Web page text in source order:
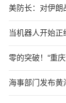
美防长：对伊朗
当机器人开始正
零的突破！“重
海事部门发布黄